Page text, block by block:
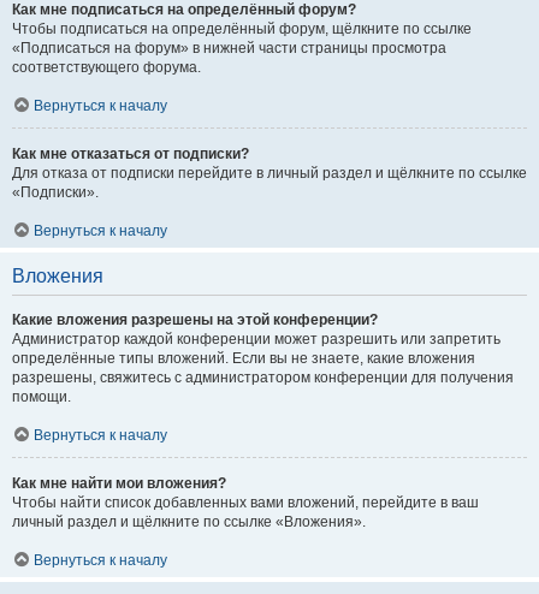
Как мне подписаться на определённый форум?
Чтобы подписаться на определённый форум, щёлкните по ссылке
«Подписаться на форум» в нижней части страницы просмотра
соответствующего форума.
Вернуться к началу
Как мне отказаться от подписки?
Для отказа от подписки перейдите в личный раздел и щёлкните по ссылке
«Подписки».
Вернуться к началу
Вложения
Какие вложения разрешены на этой конференции?
Администратор каждой конференции может разрешить или запретить
определённые типы вложений. Если вы не знаете, какие вложения
разрешены, свяжитесь с администратором конференции для получения
помощи.
Вернуться к началу
Как мне найти мои вложения?
Чтобы найти список добавленных вами вложений, перейдите в ваш
личный раздел и щёлкните по ссылке «Вложения».
Вернуться к началу